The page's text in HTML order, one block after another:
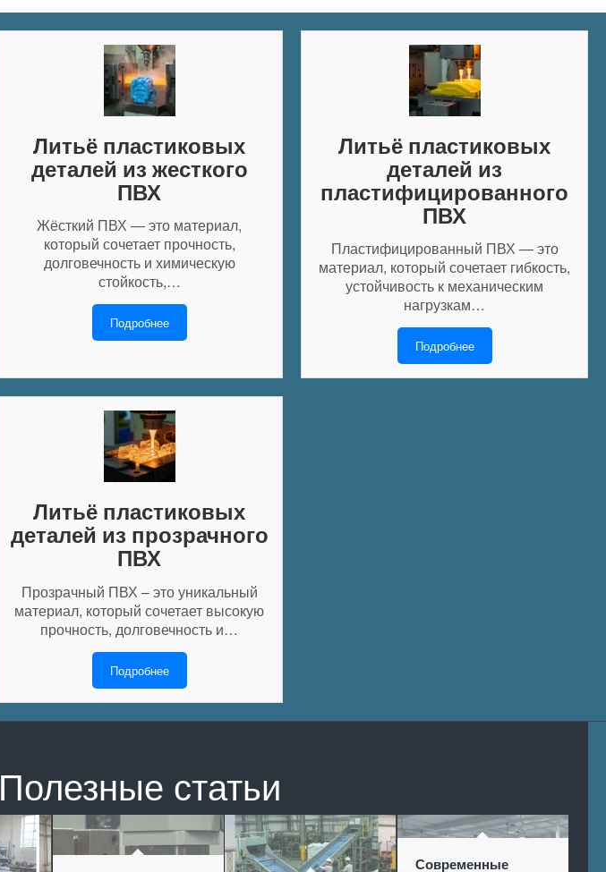
Литьё пластиковых
деталей из жесткого
ПВХ
Жёсткий ПВХ — это материал,
который сочетает прочность,
долговечность и химическую
стойкость,…
Подробнее
Литьё пластиковых
деталей из
пластифицированного
ПВХ
Пластифицированный ПВХ — это
материал, который сочетает гибкость,
устойчивость к механическим
нагрузкам…
Подробнее
Литьё пластиковых
деталей из прозрачного
ПВХ
Прозрачный ПВХ – это уникальный
материал, который сочетает высокую
прочность, долговечность и…
Подробнее
Полезные статьи
Современные